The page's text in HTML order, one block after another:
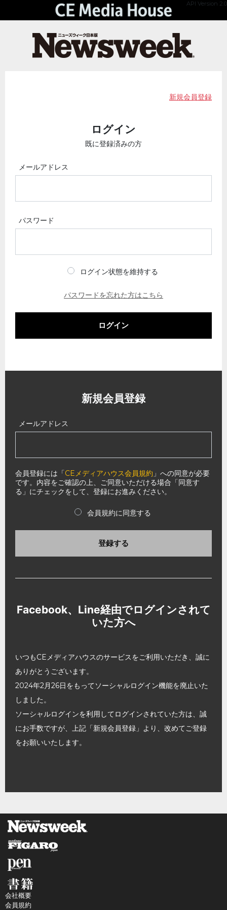
API Version 2.0
新規会員登録
ログイン
既に登録済みの方
メールアドレス
パスワード
ログイン状態を維持する
パスワードを忘れた方はこちら
ログイン
新規会員登録
メールアドレス
会員登録には「CEメディアハウス会員規約 」への同意が必要
です。内容をご確認の上、ご同意いただける場合「同意す
る」にチェックをして、登録にお進みください。
会員規約に同意する
登録する
Facebook、Line経由でログインされて
いた方へ
いつもCEメディアハウスのサービスをご利用いただき、誠に
ありがとうございます。
2024年2月26日をもってソーシャルログイン機能を廃止いた
しました。
ソーシャルログインを利用してログインされていた方は、誠
にお手数ですが、上記「新規会員登録」より、改めてご登録
をお願いいたします。
会社概要
会員規約